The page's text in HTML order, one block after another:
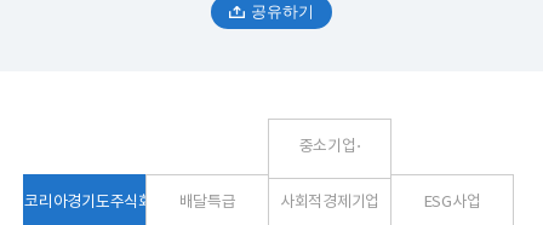
공유하기
코리아경기도주식회사 배달특급
중소기업⋅
사회적경제기업 ESG사업